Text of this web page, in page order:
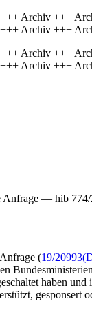
Archiv +++
Archiv +++
Archiv +++
Archiv +++
Anfrage — hib
(19/20993
haben